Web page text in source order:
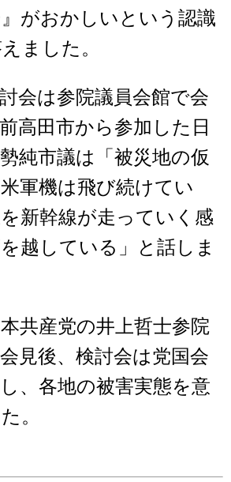
』がおかしいという認識
ました。
会は参院議員会館で会
高田市から参加した日
純市議は「被災地の仮
軍機は飛び続けてい
新幹線が走っていく感
越している」と話しま
共産党の井上哲士参院
見後、検討会は党国会
、各地の被害実態を意
。